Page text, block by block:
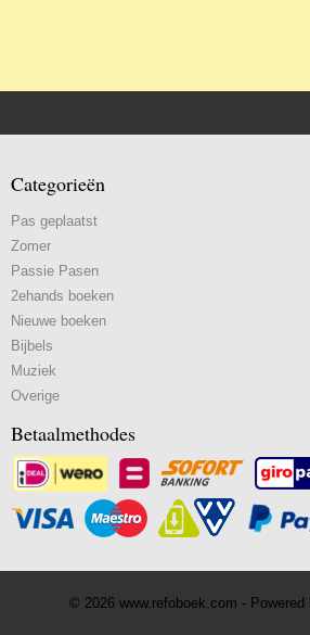
Categorieën
Pas geplaatst
Zomer
Passie Pasen
2ehands boeken
Nieuwe boeken
Bijbels
Muziek
Overige
Betaalmethodes
© 2026 www.refoboek.com - Powered